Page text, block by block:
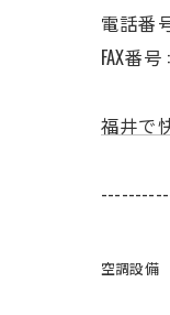
電話番
FAX番
福井で
空調設備